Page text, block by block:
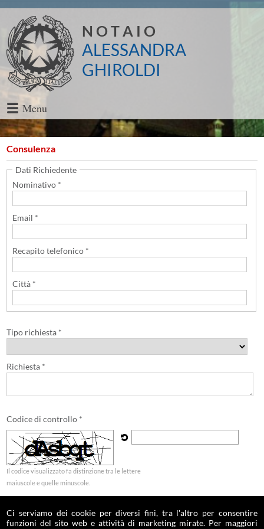
Ci serviamo dei cookie per diversi fini, tra l'altro per consentire
funzioni del sito web e attività di marketing mirate. Per maggiori
N O T A I O
ALESSANDRA
GHIROLDI
Menu
Consulenza
Dati Richiedente
Nominativo *
Email *
Recapito telefonico *
Città *
Tipo richiesta *
Richiesta *
Codice di controllo *
Il codice visualizzato fa distinzione tra le lettere
maiuscole e quelle minuscole.
Acconsento al trattamento dei miei dati personali